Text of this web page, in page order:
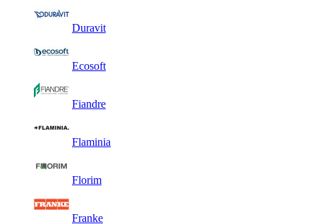
Duravit
Ecosoft
Fiandre
Flaminia
Florim
Franke